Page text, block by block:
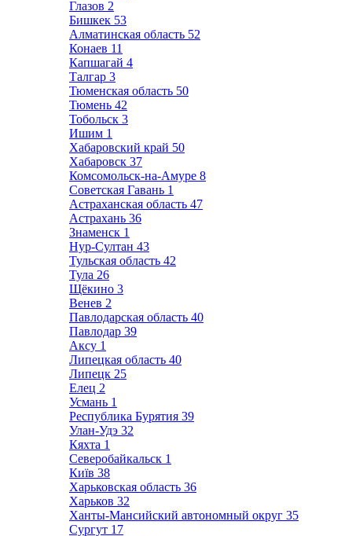
Глазов 2
Бишкек 53
Алматинская область 52
Конаев 11
Капшагай 4
Талгар 3
Тюменская область 50
Тюмень 42
Тобольск 3
Ишим 1
Хабаровский край 50
Хабаровск 37
Комсомольск-на-Амуре 8
Советская Гавань 1
Астраханская область 47
Астрахань 36
Знаменск 1
Нур-Султан 43
Тульская область 42
Тула 26
Щёкино 3
Венев 2
Павлодарская область 40
Павлодар 39
Аксу 1
Липецкая область 40
Липецк 25
Елец 2
Усмань 1
Республика Бурятия 39
Улан-Удэ 32
Кяхта 1
Северобайкальск 1
Київ 38
Харьковская область 36
Харьков 32
Ханты-Мансийский автономный округ 35
Сургут 17